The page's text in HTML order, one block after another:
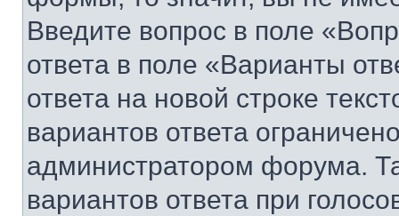
Введите вопрос в поле
ответа в поле «Варианты
ответа на новой строке
вариантов ответа
администратором форума.
вариантов ответа при